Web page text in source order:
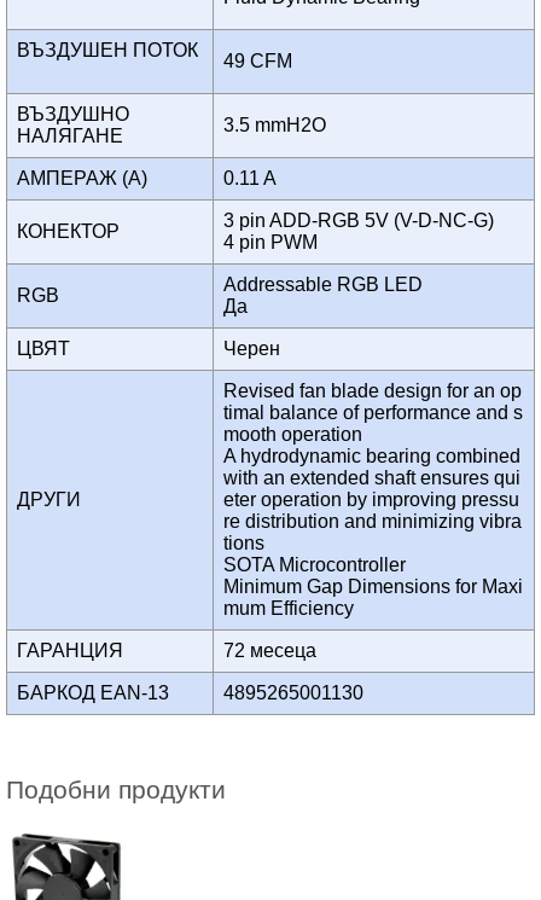
ВЪЗДУШЕН ПОТОК
49 CFM
ВЪЗДУШНО
НАЛЯГАНЕ
3.5 mmH2O
АМПЕРАЖ (A) 0.11 A
КОНЕКТОР
3 pin ADD-RGB 5V (V-D-NC-G)
4 pin PWM
RGB
Addressable RGB LED
Да
ЦВЯТ Черен
ДРУГИ
Revised fan blade design for an op
timal balance of performance and s
mooth operation
A hydrodynamic bearing combined
with an extended shaft ensures qui
eter operation by improving pressu
re distribution and minimizing vibra
tions
SOTA Microcontroller
Minimum Gap Dimensions for Maxi
mum Efficiency
ГАРАНЦИЯ 72 месеца
БАРКОД EAN-13 4895265001130
Подобни продукти